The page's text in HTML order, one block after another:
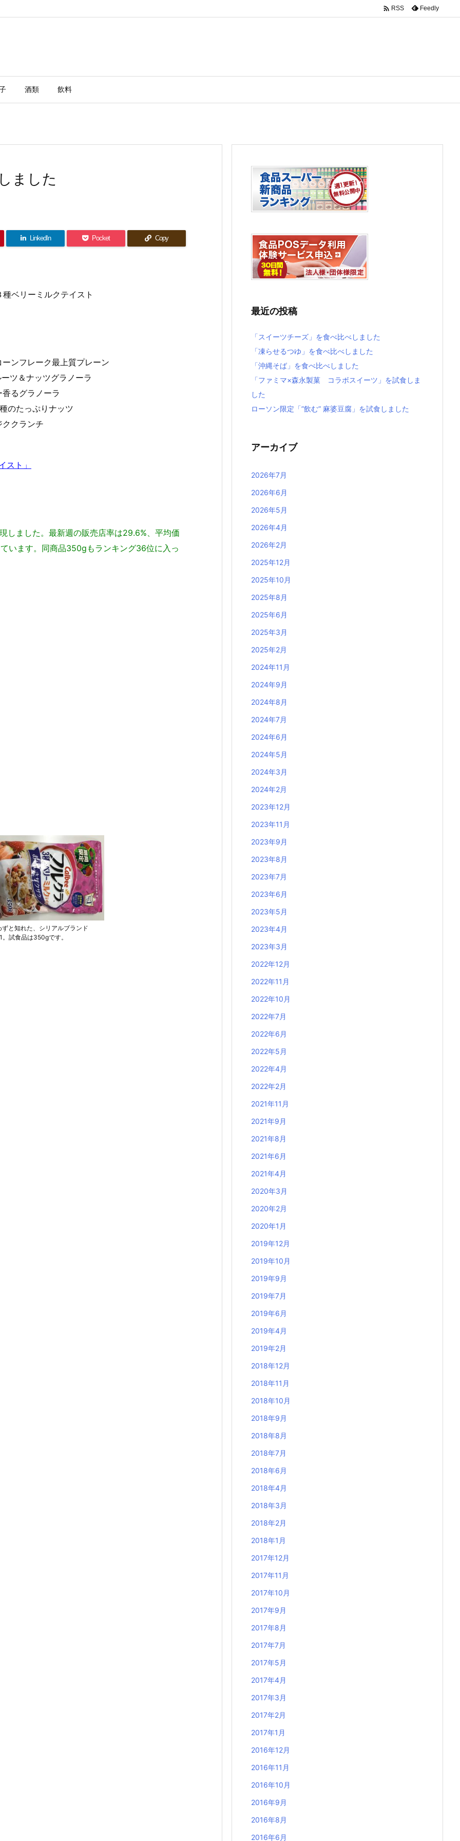
酒類 飲料
 RSS Feedly
ました
LinkedIn Pocket Copy
ベリーミルクテイスト
フレーク最上質プレーン
＆ナッツグラノーラ
るグラノーラ
たっぷりナッツ
クランチ
ト」
しました。最新週の販売店率は29.6%、平均価
います。同商品350gもランキング36位に入っ
ずと知れた、シリアルブランド
。試食品は350gです。
最近の投稿
「スイーツチーズ」を食べ比べしました
「凍らせるつゆ」を食べ比べしました
「沖縄そば」を食べ比べしました
「ファミマ×森永製菓 コラボスイーツ」を試食しま
した
ローソン限定「”飲む” 麻婆豆腐」を試食しました
アーカイブ
2026年7月
2026年6月
2026年5月
2026年4月
2026年2月
2025年12月
2025年10月
2025年8月
2025年6月
2025年3月
2025年2月
2024年11月
2024年9月
2024年8月
2024年7月
2024年6月
2024年5月
2024年3月
2024年2月
2023年12月
2023年11月
2023年9月
2023年8月
2023年7月
2023年6月
2023年5月
2023年4月
2023年3月
2022年12月
2022年11月
2022年10月
2022年7月
2022年6月
2022年5月
2022年4月
2022年2月
2021年11月
2021年9月
2021年8月
2021年6月
2021年4月
2020年3月
2020年2月
2020年1月
2019年12月
2019年10月
2019年9月
2019年7月
2019年6月
2019年4月
2019年2月
2018年12月
2018年11月
2018年10月
2018年9月
2018年8月
2018年7月
2018年6月
2018年4月
2018年3月
2018年2月
2018年1月
2017年12月
2017年11月
2017年10月
2017年9月
2017年8月
2017年7月
2017年5月
2017年4月
2017年3月
2017年2月
2017年1月
2016年12月
2016年11月
2016年10月
2016年9月
2016年8月
2016年6月